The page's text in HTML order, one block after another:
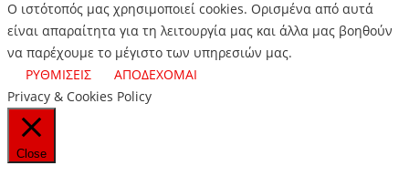
Ο ιστότοπός μας χρησιμοποιεί cookies. Ορισμένα από αυτά
είναι απαραίτητα για τη λειτουργία μας και άλλα μας βοηθούν
να παρέχουμε το μέγιστο των υπηρεσιών μας.
ΡΥΘΜΙΣΕΙΣ
ΑΠΟΔΕΧΟΜΑΙ
Privacy & Cookies Policy
Close